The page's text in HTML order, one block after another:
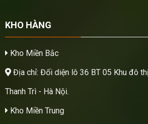
KHO HÀNG
Kho Miền Bắc
Địa chỉ: Đối diện lô 36 BT 05 Khu đô
Thanh Trì - Hà Nội.
Kho Miền Trung